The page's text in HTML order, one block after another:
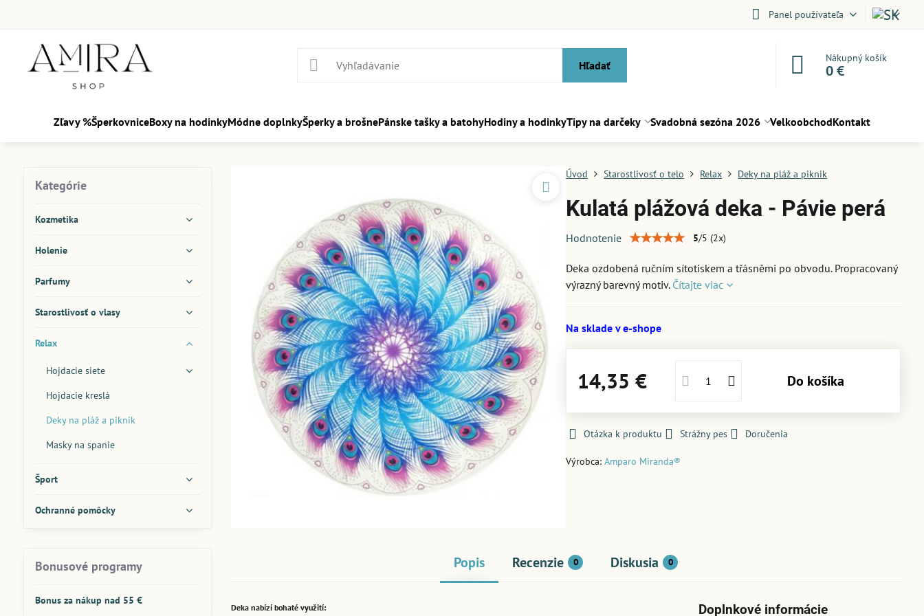
Panel používateľa
Hľadať
Nákupný košík
0 €
Zľavy %ŠperkovniceBoxy na hodinkyMódne doplnkyŠperky a brošnePánske tašky a batohyHodiny a hodinkyTipy na darčeky Svadobná sezóna 2026 VelkoobchodKontakt
Úvod Starostlivosť o telo Relax Deky na pláž a piknik
Kulatá plážová deka - Pávie perá
Hodnotenie 5/5 (2x)
Deka ozdobená ručním sítotiskem a třásněmi po obvodu. Propracovaný
výrazný barevný motiv. Čítajte viac
Na sklade v e-shope
14,35 € Do košíka
Otázka k produktu Strážny pes Doručenia
Výrobca:Amparo Miranda®
Popis Recenzie 0 Diskusia 0
Deka nabízí bohaté využití: Doplnkové informácie
Kategórie
Kozmetika
Holenie
Parfumy
Starostlivosť o vlasy
Relax
Hojdacie siete
Hojdacie kreslá
Deky na pláž a piknik
Masky na spanie
Šport
Ochranné pomôcky
Bonusové programy
Bonus za nákup nad 55 €